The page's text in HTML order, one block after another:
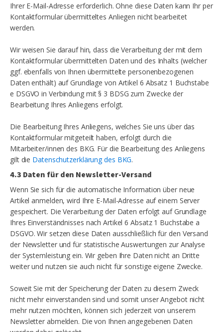
Ihrer E-Mail-Adresse erforderlich. Ohne diese Daten kann Ihr per
Kontaktformular übermitteltes Anliegen nicht bearbeitet
werden.
Wir weisen Sie darauf hin, dass die Verarbeitung der mit dem
Kontaktformular übermittelten Daten und des Inhalts (welcher
ggf. ebenfalls von Ihnen übermittelte personenbezogenen
Daten enthält) auf Grundlage von Artikel 6 Absatz 1 Buchstabe
e DSGVO in Verbindung mit § 3 BDSG zum Zwecke der
Bearbeitung Ihres Anliegens erfolgt.
Die Bearbeitung Ihres Anliegens, welches Sie uns über das
Kontaktformular mitgeteilt haben, erfolgt durch die
Mitarbeiter/innen des BKG. Für die Bearbeitung des Anliegens
gilt die Datenschutzerklärung des BKG.
4.3 Daten für den Newsletter-Versand
Wenn Sie sich für die automatische Information über neue
Artikel anmelden, wird Ihre E-Mail-Adresse auf einem Server
gespeichert. Die Verarbeitung der Daten erfolgt auf Grundlage
Ihres Einverständnisses nach Artikel 6 Absatz 1 Buchstabe a
DSGVO. Wir setzen diese Daten ausschließlich für den Versand
der Newsletter und für statistische Auswertungen zur Analyse
der Systemleistung ein. Wir geben Ihre Daten nicht an Dritte
weiter und nutzen sie auch nicht für sonstige eigene Zwecke.
Soweit Sie mit der Speicherung der Daten zu diesem Zweck
nicht mehr einverstanden sind und somit unser Angebot nicht
mehr nutzen möchten, können sich jederzeit von unserem
Newsletter abmelden. Die von Ihnen angegebenen Daten